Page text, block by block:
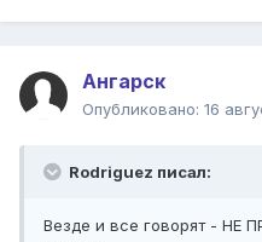
Ангарск
Опубликовано: 16
Rodriguez писал:
Везде и все говорят - НЕ